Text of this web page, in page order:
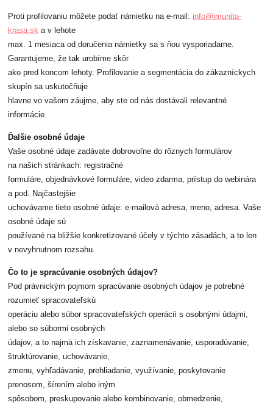
Proti profilovaniu môžete podať námietku na e-mail: info@imunita-
krasa.sk a v lehote
max. 1 mesiaca od doručenia námietky sa s ňou vysporiadame.
Garantujeme, že tak urobíme skôr
ako pred koncom lehoty. Profilovanie a segmentácia do zákazníckych
skupín sa uskutočňuje
hlavne vo vašom záujme, aby ste od nás dostávali relevantné
informácie.
Ďalšie osobné údaje
Vaše osobné údaje zadávate dobrovoľne do rôznych formulárov
na našich stránkach: registračné
formuláre, objednávkové formuláre, video zdarma, prístup do webinára
a pod. Najčastejšie
uchovávame tieto osobné údaje: e-mailová adresa, meno, adresa. Vaše
osobné údaje sú
používané na bližšie konkretizované účely v týchto zásadách, a to len
v nevyhnutnom rozsahu.
Čo to je spracúvanie osobných údajov?
Pod právnickým pojmom spracúvanie osobných údajov je potrebné
rozumieť spracovateľskú
operáciu alebo súbor spracovateľských operácií s osobnými údajmi,
alebo so súbormi osobných
údajov, a to najmä ich získavanie, zaznamenávanie, usporadúvanie,
štruktúrovanie, uchovávanie,
zmenu, vyhľadávanie, prehliadanie, využívanie, poskytovanie
prenosom, šírením alebo iným
spôsobom, preskupovanie alebo kombinovanie, obmedzenie,